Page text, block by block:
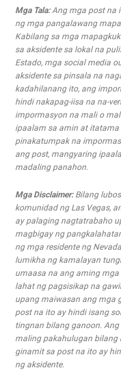
Mga Tala:Ang mga post na
ng mga pangalawang
Kabilang sa mga
sa aksidente sa lokal na
Estado, mga social media
aksidente sa pinsala na
kadahilanang ito, ang
hindi nakapag-iisa na na-
impormasyon na mali o
ipaalam sa amin at
pinakatumpak na
ang post, mangyaring
madaling panahon.
Mga Disclaimer:Bilang
komunidad ng Las Vegas,
ay palaging nagtatrabaho
magbigay ng
ng mga residente ng
lumikha ng kamalayan
umaasa na ang aming
lahat ng pagsisikap na
upang maiwasan ang mga
post na ito ay hindi isang
tingnan bilang ganoon.
maling pakahulugan bilang
ginamit sa post na ito ay
ng aksidente.